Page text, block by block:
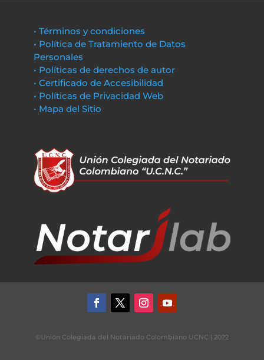
• Términos y condiciones
• Política de Tratamiento de Datos
Personales
• Políticas de derechos de autor
• Certificado de Accesibilidad
• Políticas de Privacidad Web
• Mapa del Sitio
©Unión Colegiada del Notariado Colombiano UCNC | 2022